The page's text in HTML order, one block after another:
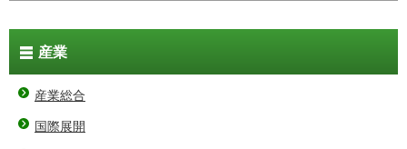
産業
産業総合
国際展開